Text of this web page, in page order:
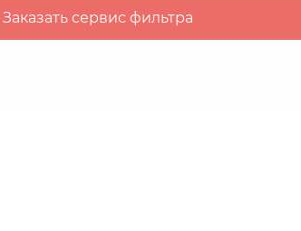
Заказать сервис фильтра